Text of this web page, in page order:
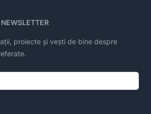
proiecte și vești de bine despre